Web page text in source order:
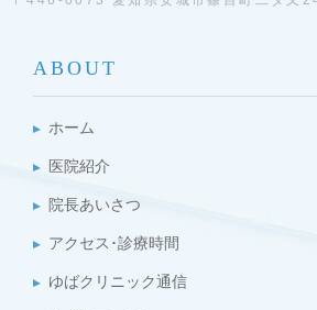
ABOUT
ホーム
医院紹介
院長あいさつ
アクセス･診療時間
ゆばクリニック通信